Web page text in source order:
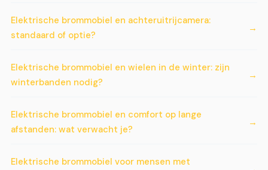
Elektrische brommobiel en achteruitrijcamera:
standaard of optie?
Elektrische brommobiel en wielen in de winter: zijn
winterbanden nodig?
Elektrische brommobiel en comfort op lange
afstanden: wat verwacht je?
Elektrische brommobiel voor mensen met